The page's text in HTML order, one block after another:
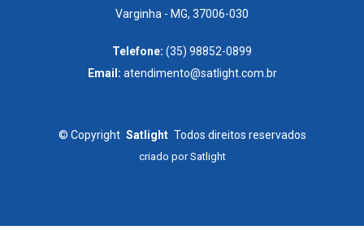
Varginha - MG, 37006-030
Telefone: (35) 98852-0899
Email: atendimento@satlight.com.br
© Copyright Satlight Todos direitos reservados
criado porSatlight